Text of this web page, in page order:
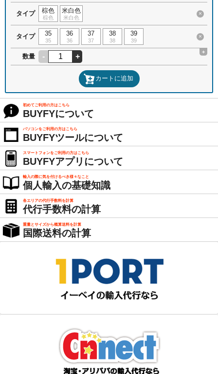
タイプ 棕色
棕色
米白色
米白色
×
タイプ 35
35
36
36
37
37
38
38
39
39
×
数量 - +
+
カートに追加
初めてご利用の方はこちら
BUYFYについて
パソコンをご利用の方はこちら
BUYFYツールについて
スマートフォンをご利用の方はこちら
BUYFYアプリについて
輸入の際に気を付けるべき様々なこと
個人輸入の基礎知識
各エリアの代行手数料を計算
代行手数料の計算
重量とサイズから概算送料を計算
国際送料の計算